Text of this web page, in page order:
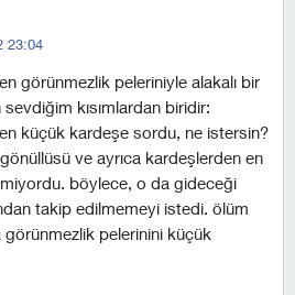
23:04
görünmezlik peleriniyle alakalı bir
kısımlardan biridir:
küçük kardeşe sordu, ne istersin?
ve ayrıca kardeşlerden en
böylece, o da gideceği
takip edilmemeyi istedi. ölüm
pelerinini küçük